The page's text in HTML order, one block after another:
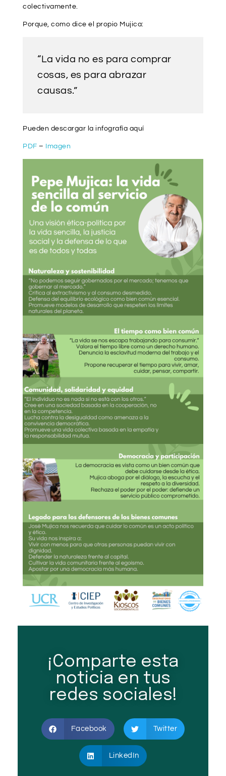
colectivamente.
Porque, como dice el propio Mujica:
“La vida no es para comprar
cosas, es para abrazar
causas.”
Pueden descargar la infografía aquí
PDF – Imagen
¡Comparte esta
noticia en tus
redes sociales!
Facebook Twitter
LinkedIn